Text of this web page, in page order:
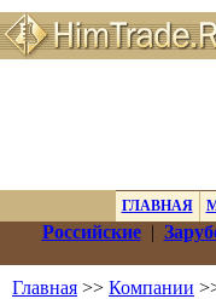
ГЛАВНАЯ
Российские|
Главная >> Компании